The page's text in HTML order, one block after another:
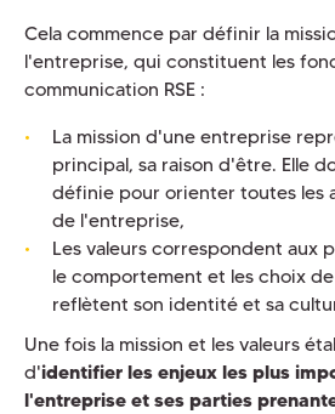
Cela commence par définir la
l'entreprise, qui constituent les
communication RSE :
La mission d'une entreprise
principal, sa raison d'être. Elle
définie pour orienter toutes les
de l'entreprise,
Les valeurs correspondent aux
le comportement et les choix
reflètent son identité et sa
Une fois la mission et les valeurs
d'identifier les enjeux les plus
l'entreprise et ses parties